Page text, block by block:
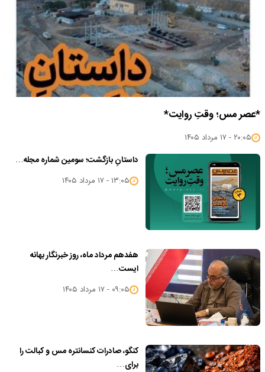
*عصر مس؛ وقتِ روایت*
۲۰:۰۵ - ۱۷ مرداد ۱۴۰۵
داستانِ بازگشت؛ سومین شماره مجله…
۱۳:۰۵ - ۱۷ مرداد ۱۴۰۵
هفدهم مرداد ماه، روز خبرنگار بهانه
ایست…
۰۹:۰۵ - ۱۷ مرداد ۱۴۰۵
کنگو، صادرات کنسانتره مس و کبالت را
برای…